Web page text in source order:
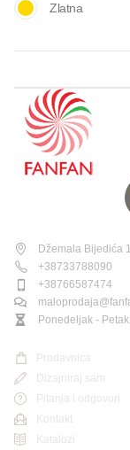
Zlatna
Džemala Bijedića
+38733788090
+38766587474
Ponedeljak -
Prodavnica
Dizajniraj sam
Pitanja i odgovori
Kontakt
Katalozi